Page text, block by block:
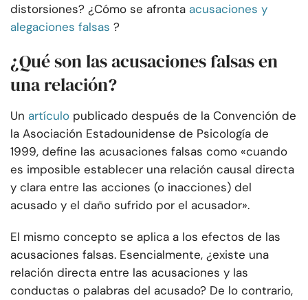
distorsiones? ¿Cómo se afronta acusaciones y
alegaciones falsas ?
¿Qué son las acusaciones falsas en
una relación?
Un artículo publicado después de la Convención de
la Asociación Estadounidense de Psicología de
1999, define las acusaciones falsas como «cuando
es imposible establecer una relación causal directa
y clara entre las acciones (o inacciones) del
acusado y el daño sufrido por el acusador».
El mismo concepto se aplica a los efectos de las
acusaciones falsas. Esencialmente, ¿existe una
relación directa entre las acusaciones y las
conductas o palabras del acusado? De lo contrario,